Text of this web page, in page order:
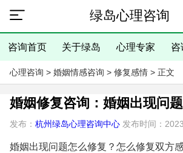
绿岛心理咨询
咨询首页 关于绿岛 心理专家 咨
心理咨询 > 婚姻情感咨询 > 修复感情> 正文
婚姻修复咨询：婚姻出现问
发布： 杭州绿岛心理咨询中心发布时间：
婚姻出现问题怎么修复？怎么修复双方